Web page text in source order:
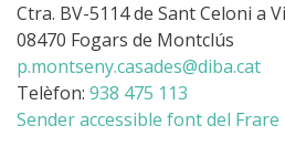
Ctra. BV-5114 de Sant Celoni a
08470 Fogars de Montclús
p.montseny.casades@diba.cat
Telèfon: 938 475 113
Sender accessible font del Frare